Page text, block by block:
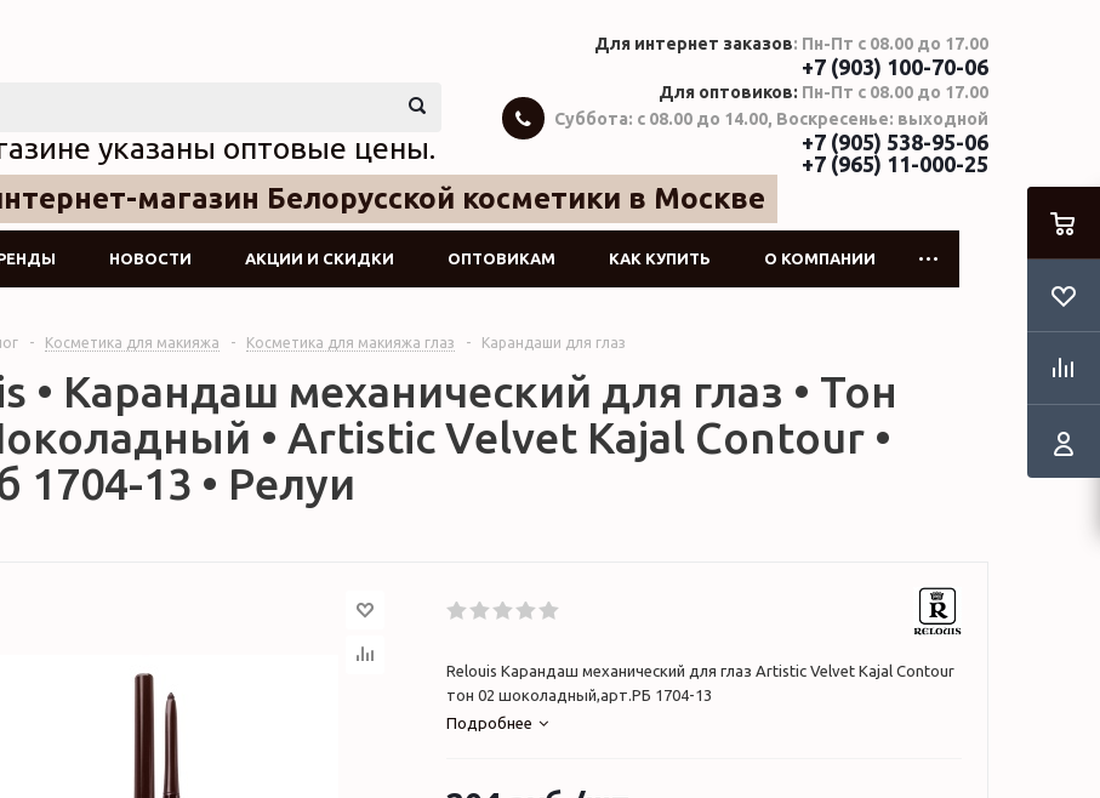
магазин Белорусской косметики в Москве
указаны оптовые цены.
Для интернет заказов: Пн-Пт с 08.00 до 17.00
+7 (903) 100-70-06
Для оптовиков: Пн-Пт с 08.00 до 17.00
Суббота: с 08.00 до 14.00, Воскресенье: выходной
+7 (905) 538-95-06
+7 (965) 11-000-25
НОВОСТИ АКЦИИ И СКИДКИ ОПТОВИКАМ КАК КУПИТЬ О КОМПАНИИ
- Косметика для макияжа - Косметика для макияжа глаз - Карандаши для глаз
• Карандаш механический для глаз • Тон
• Artistic Velvet Kajal Contour •
1704-13 • Релуи
Relouis Карандаш механический для глаз Artistic Velvet Kajal Contour
тон 02 шоколадный,арт.РБ 1704-13
Подробнее